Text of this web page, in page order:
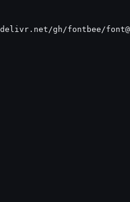
gh/fontbee/